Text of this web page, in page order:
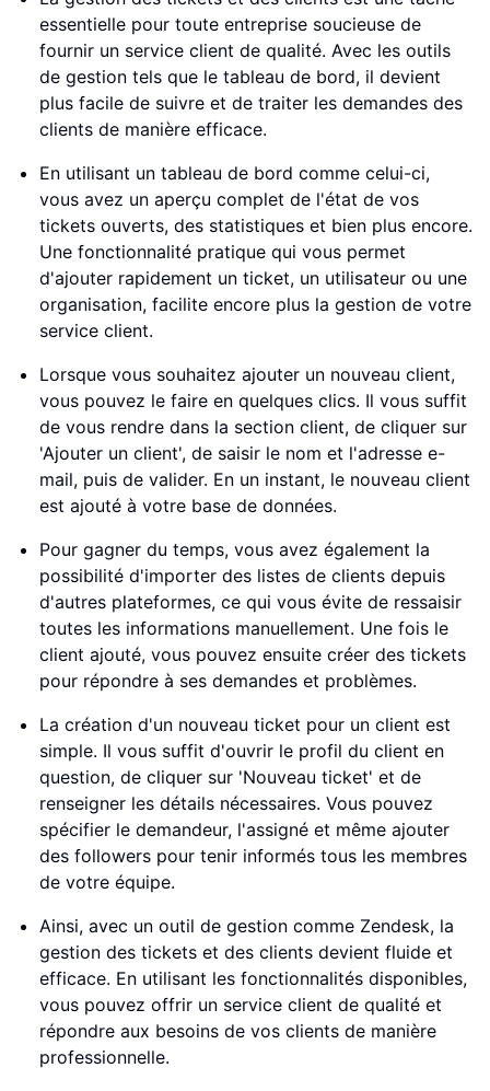
essentielle pour toute entreprise soucieuse de
fournir un service client de qualité. Avec les outils
de gestion tels que le tableau de bord, il devient
plus facile de suivre et de traiter les demandes des
clients de manière efficace.
En utilisant un tableau de bord comme celui-ci,
vous avez un aperçu complet de l'état de vos
tickets ouverts, des statistiques et bien plus encore.
Une fonctionnalité pratique qui vous permet
d'ajouter rapidement un ticket, un utilisateur ou une
organisation, facilite encore plus la gestion de votre
service client.
Lorsque vous souhaitez ajouter un nouveau client,
vous pouvez le faire en quelques clics. Il vous suffit
de vous rendre dans la section client, de cliquer sur
'Ajouter un client', de saisir le nom et l'adresse e-
mail, puis de valider. En un instant, le nouveau client
est ajouté à votre base de données.
Pour gagner du temps, vous avez également la
possibilité d'importer des listes de clients depuis
d'autres plateformes, ce qui vous évite de ressaisir
toutes les informations manuellement. Une fois le
client ajouté, vous pouvez ensuite créer des tickets
pour répondre à ses demandes et problèmes.
La création d'un nouveau ticket pour un client est
simple. Il vous suffit d'ouvrir le profil du client en
question, de cliquer sur 'Nouveau ticket' et de
renseigner les détails nécessaires. Vous pouvez
spécifier le demandeur, l'assigné et même ajouter
des followers pour tenir informés tous les membres
de votre équipe.
Ainsi, avec un outil de gestion comme Zendesk, la
gestion des tickets et des clients devient fluide et
efficace. En utilisant les fonctionnalités disponibles,
vous pouvez offrir un service client de qualité et
répondre aux besoins de vos clients de manière
professionnelle.